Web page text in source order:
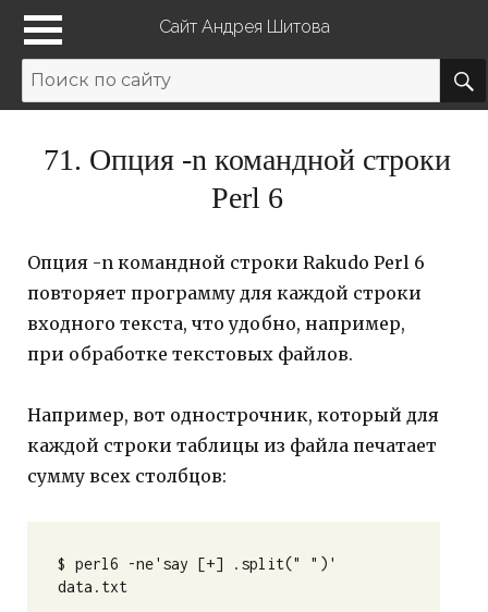
Сайт Андрея Шитова
71. Опция -n командной строки
Perl 6
Опция -n командной строки Rakudo Perl 6
повторяет программу для каждой строки
входного текста, что удобно, например,
при обработке текстовых файлов.
Например, вот однострочник, который для
каждой строки таблицы из файла печатает
сумму всех столбцов:
$ perl6 -ne'say [+] .split(" ")'
data.txt